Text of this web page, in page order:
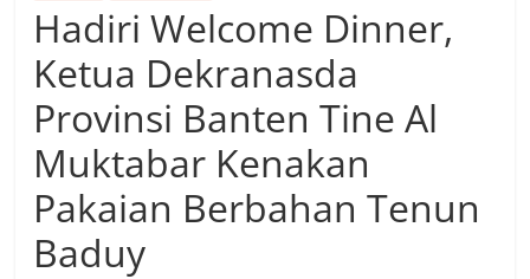
Hadiri Welcome Dinner,
Ketua Dekranasda
Provinsi Banten Tine Al
Muktabar Kenakan
Pakaian Berbahan Tenun
Baduy